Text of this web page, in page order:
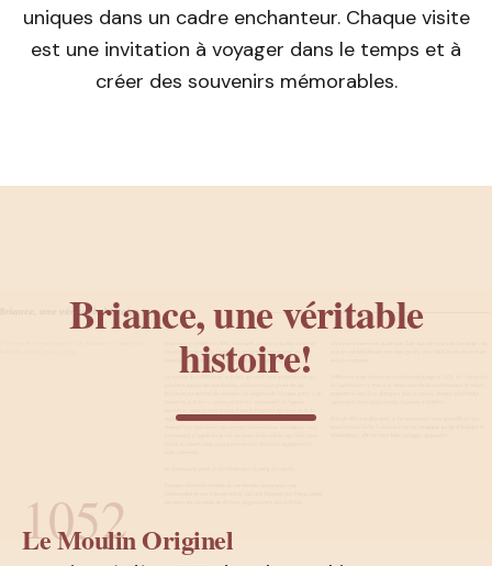
uniques dans un cadre enchanteur. Chaque visite
est une invitation à voyager dans le temps et à
créer des souvenirs mémorables.
Briance, une véritable
histoire!
1052
Le Moulin Originel